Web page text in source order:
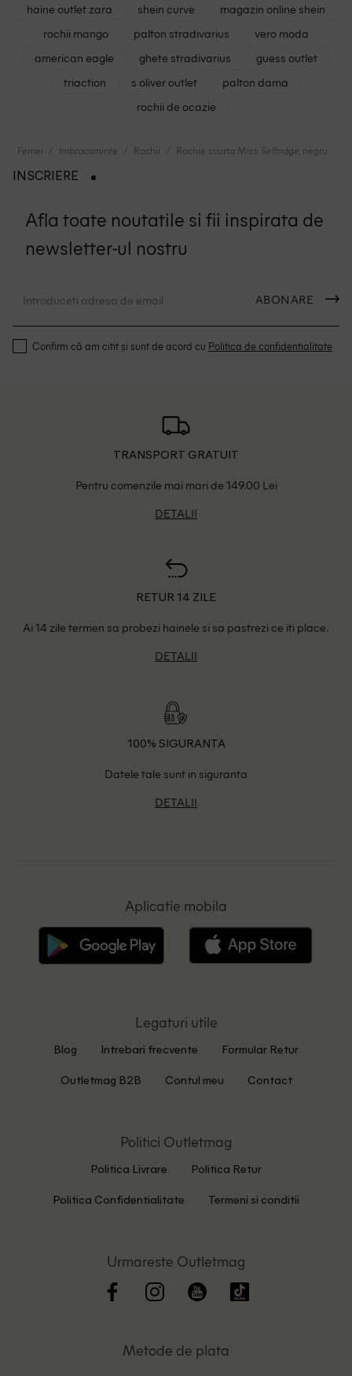
haine outlet zara
shein curve
magazin online shein
rochii mango
palton stradivarius
vero moda
american eagle
ghete stradivarius
guess outlet
triaction
s oliver outlet
palton dama
rochii de ocazie
Femei Imbracaminte Rochii Rochie scurta Miss Selfridge, negru
INSCRIERE
Afla toate noutatile si fii inspirata de
newsletter-ul nostru
ABONARE
Confirm că am citit și sunt de acord cu Politica de confidentialitate
TRANSPORT GRATUIT
Pentru comenzile mai mari de 149.00 Lei
DETALII
RETUR 14 ZILE
Ai 14 zile termen sa probezi hainele si sa pastrezi ce iti place.
DETALII
100% SIGURANTA
Datele tale sunt in siguranta
DETALII
Aplicatie mobila
Legaturi utile
Blog Intrebari frecvente Formular Retur
Outletmag B2B Contul meu Contact
Politici Outletmag
Politica Livrare Politica Retur
Politica Confidentialitate Termeni si conditii
Urmareste Outletmag
Metode de plata